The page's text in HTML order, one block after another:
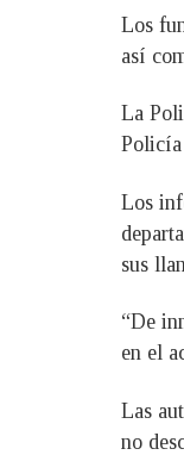
Los
así
La
Policía
Los
sus
“De
en el
Las
no